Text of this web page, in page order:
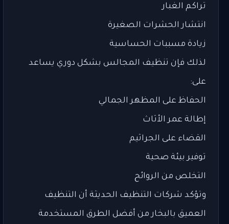
تراكم الغبار
انتشار الحشرات الصغيرة
زيادة مسببات الحساسية
لذلك فإن تنظيف المجالس بشكل دوري يساعد
على:
الحفاظ على المظهر الجمالي
إطالة عمر الأثاث
القضاء على الجراثيم
توفير بيئة صحية
التخلص من الروائح
وتؤكد شركات التنظيف الحديثة أن التنظيف
العميق بالبخار من أفضل الطرق المستخدمة